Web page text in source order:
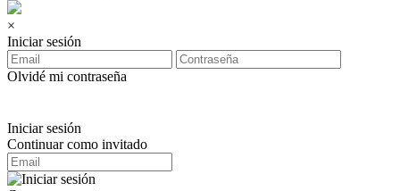
×
Iniciar sesión
Olvidé mi contraseña
Iniciar sesión
Continuar como invitado